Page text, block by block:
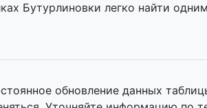
Бутурлиновки легко найти
обновление данных